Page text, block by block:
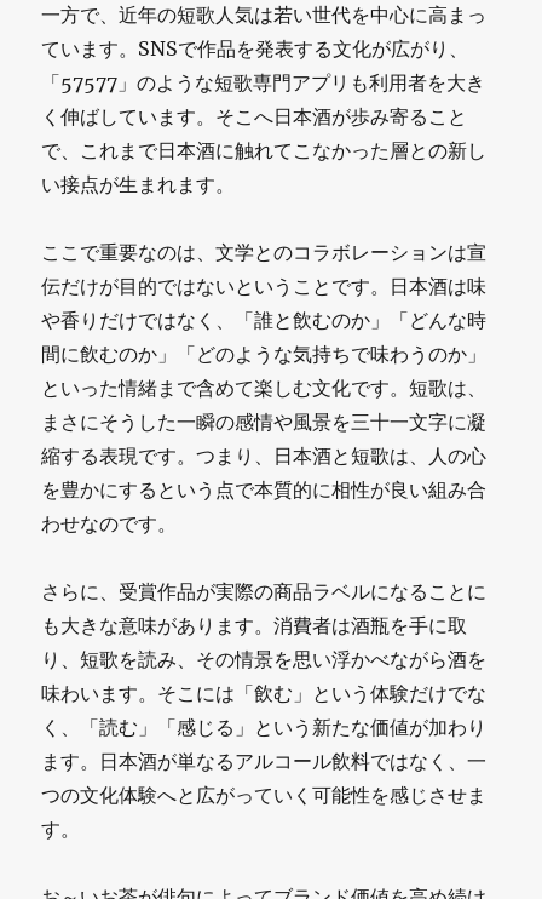
一方で、近年の短歌人気は若い世代を中心に高まっ
ています。SNSで作品を発表する文化が広がり、
「57577」のような短歌専門アプリも利用者を大き
く伸ばしています。そこへ日本酒が歩み寄ること
で、これまで日本酒に触れてこなかった層との新し
い接点が生まれます。
ここで重要なのは、文学とのコラボレーションは宣
伝だけが目的ではないということです。日本酒は味
や香りだけではなく、「誰と飲むのか」「どんな時
間に飲むのか」「どのような気持ちで味わうのか」
といった情緒まで含めて楽しむ文化です。短歌は、
まさにそうした一瞬の感情や風景を三十一文字に凝
縮する表現です。つまり、日本酒と短歌は、人の心
を豊かにするという点で本質的に相性が良い組み合
わせなのです。
さらに、受賞作品が実際の商品ラベルになることに
も大きな意味があります。消費者は酒瓶を手に取
り、短歌を読み、その情景を思い浮かべながら酒を
味わいます。そこには「飲む」という体験だけでな
く、「読む」「感じる」という新たな価値が加わり
ます。日本酒が単なるアルコール飲料ではなく、一
つの文化体験へと広がっていく可能性を感じさせま
す。